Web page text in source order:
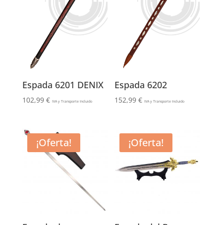
Espada 6201 DENIX
102,99 € IVA y Transporte Incluido
Espada 6202
152,99€ IVA y Transporte Incluido
¡Oferta! ¡Oferta!